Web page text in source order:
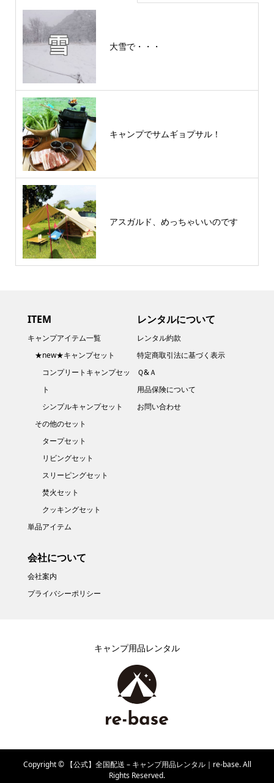
大雪で・・・
キャンプでサムギョプサル！
アスガルド、めっちゃいいのです
ITEM
キャンプアイテム一覧
★new★キャンプセット
コンプリートキャンプセッ
ト
シンプルキャンプセット
その他のセット
タープセット
リビングセット
スリーピングセット
焚火セット
クッキングセット
単品アイテム
レンタルについて
レンタル約款
特定商取引法に基づく表示
Ｑ&Ａ
用品保険について
お問い合わせ
会社について
会社案内
プライバシーポリシー
キャンプ用品レンタル
Copyright ©【公式】全国配送 – キャンプ用品レンタル｜re-base. All
Rights Reserved.